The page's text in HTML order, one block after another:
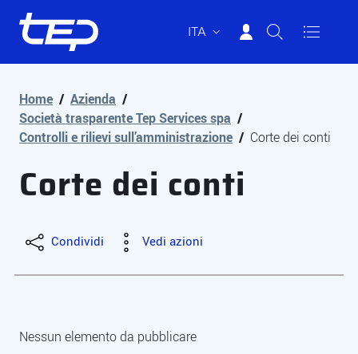
Tep - Trasporti pubblici ParmaITA
Home / Azienda /
Società trasparente Tep Services spa /
Controlli e rilievi sull’amministrazione / Corte dei conti
Corte dei conti
Condividi Vedi azioni
Nessun elemento da pubblicare